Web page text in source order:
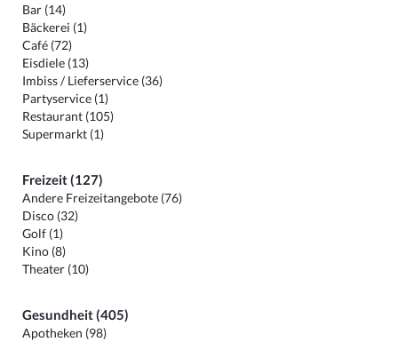
Bar (14)
Bäckerei (1)
Café (72)
Eisdiele (13)
Imbiss / Lieferservice (36)
Partyservice (1)
Restaurant (105)
Supermarkt (1)
Freizeit (127)
Andere Freizeitangebote (76)
Disco (32)
Golf (1)
Kino (8)
Theater (10)
Gesundheit (405)
Apotheken (98)